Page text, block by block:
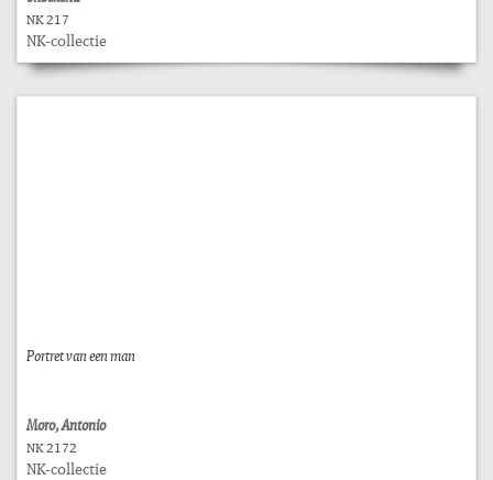
NK 217
NK-collectie
Portret van een man
Moro, Antonio
NK 2172
NK-collectie